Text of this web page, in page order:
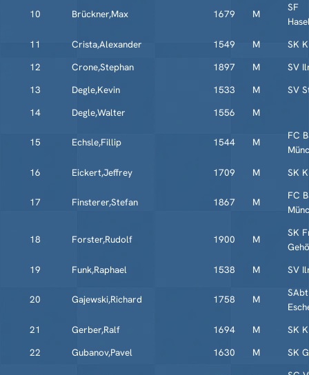
10 Brückner,Max 1679 M
SF
11
Crista,Alexander 1549 M
SK
12
Crone,Stephan 1897 M
SV
13
Degle,Kevin 1533 M
SV
14
Degle,Walter 1556 M
15 Echsle,Fillip 1544 M
FC
16
Eickert,Jeffrey 1709 M SK
17 Finsterer,Stefan 1867 M
FC
18 Forster,Rudolf 1900 M
SK
Gehö
19
Funk,Raphael 1538 M SV
20 Gajewski,Richard 1758 M
21
Gerber,Ralf 1694 M
SK
22
Gubanov,Pavel 1630 M SK